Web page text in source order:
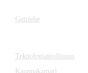
Getriebe
Teknologiateollisuus
Kauppakamari